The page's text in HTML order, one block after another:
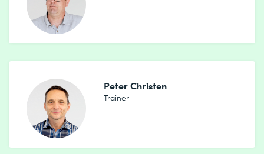
Peter Christen
Trainer